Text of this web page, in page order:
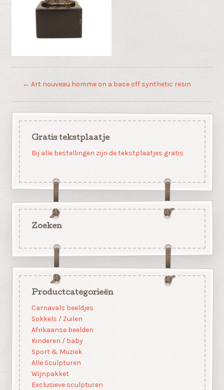
← Art nouveau homme on a base off synthetic resin
Gratis tekstplaatje
Bij alle bestellingen zijn de tekstplaatjes gratis
Zoeken
Productcategorieën
Carnavals beeldjes
Sokkels / Zuilen
Afrikaanse beelden
Kinderen / baby
Sport & Muziek
Alle Sculpturen
Wijnpakket
Exclusieve sculpturen